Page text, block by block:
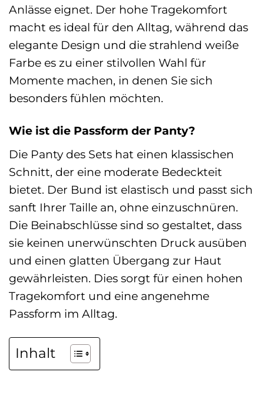
Anlässe eignet. Der hohe Tragekomfort
macht es ideal für den Alltag, während das
elegante Design und die strahlend weiße
Farbe es zu einer stilvollen Wahl für
Momente machen, in denen Sie sich
besonders fühlen möchten.
Wie ist die Passform der Panty?
Die Panty des Sets hat einen klassischen
Schnitt, der eine moderate Bedeckteit
bietet. Der Bund ist elastisch und passt sich
sanft Ihrer Taille an, ohne einzuschnüren.
Die Beinabschlüsse sind so gestaltet, dass
sie keinen unerwünschten Druck ausüben
und einen glatten Übergang zur Haut
gewährleisten. Dies sorgt für einen hohen
Tragekomfort und eine angenehme
Passform im Alltag.
Inhalt